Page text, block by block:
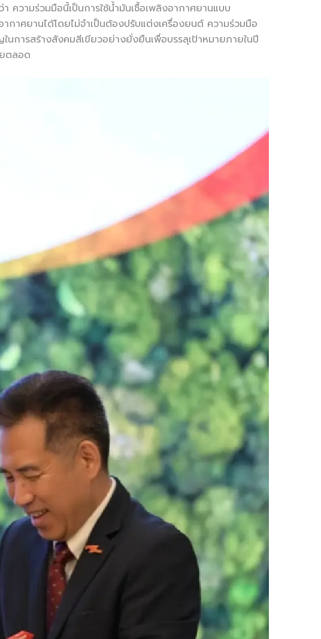
ความร่วมมือนี้เป็นการใช้น้ำมันเชื้อเพลิงอากาศยานแบบ
กาศยานได้โดยไม่จำเป็นต้องปรับแต่งเครื่องยนต์ ความร่วมมือ
การสร้างสังคมสีเขียวอย่างยั่งยืนเพื่อบรรลุเป้าหมายภายในปี
ตลอด